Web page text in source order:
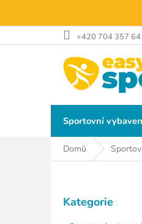
obsah
+420 704 357
Sportovní
Domů
P
kategorie
Kategorie